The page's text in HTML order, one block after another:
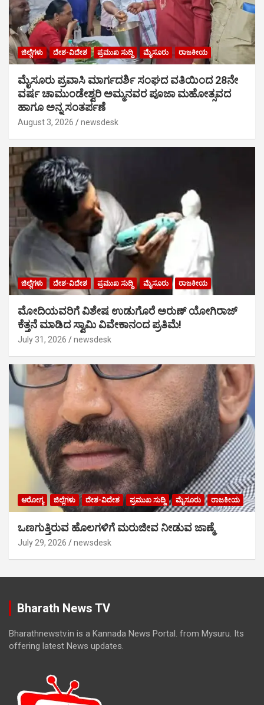
ಜಿಲ್ಲೆಗಳು ದೇಶ-ವಿದೇಶ ಪ್ರಮುಖ ಸುದ್ದಿ ಮೈಸೂರು ರಾಜಕೀಯ
ಮೈಸೂರು ಪ್ರವಾಸಿ ಮಾರ್ಗದರ್ಶಿ ಸಂಘದ ವತಿಯಿಂದ 28ನೇ
ವರ್ಷ ಚಾಮುಂಡೇಶ್ವರಿ ಅಮ್ಮನವರ ಪೂಜಾ ಮಹೋತ್ಸವದ
ಹಾಗೂ ಅನ್ನ ಸಂತರ್ಪಣೆ
August 3, 2026 newsdesk
ಜಿಲ್ಲೆಗಳು ದೇಶ-ವಿದೇಶ ಪ್ರಮುಖ ಸುದ್ದಿ ಮೈಸೂರು ರಾಜಕೀಯ
ಮೋದಿಯವರಿಗೆ ವಿಶೇಷ ಉಡುಗೊರೆ ಅರುಣ್ ಯೋಗಿರಾಜ್
ಕೆತ್ತನೆ ಮಾಡಿದ ಸ್ವಾಮಿ ವಿವೇಕಾನಂದ ಪ್ರತಿಮೆ!
July 31, 2026 newsdesk
ಆರೋಗ್ಯ ಜಿಲ್ಲೆಗಳು ದೇಶ-ವಿದೇಶ ಪ್ರಮುಖ ಸುದ್ದಿ ಮೈಸೂರು ರಾಜಕೀಯ
ಒಣಗುತ್ತಿರುವ ಹೊಲಗಳಿಗೆ ಮರುಜೀವ ನೀಡುವ ಜಾಣ್ಮೆ
July 29, 2026 newsdesk
Bharath News TV
Bharathnewstv.in is a Kannada News Portal. from Mysuru. Its
offering latest News updates.